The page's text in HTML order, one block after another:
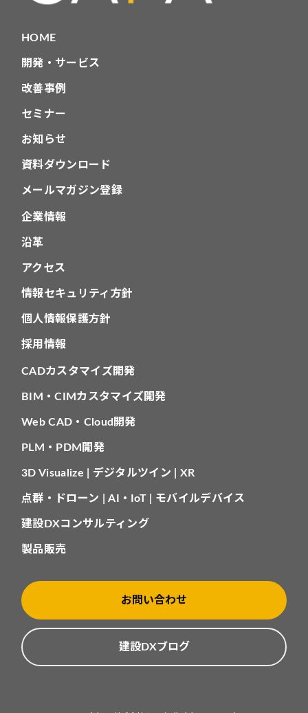
ンHOME
開発・サービス
改善事例
セミナー
お知らせ
資料ダウンロード
メールマガジン登録
企業情報
沿革
アクセス
情報セキュリティ方針
個人情報保護方針
採用情報
CADカスタマイズ開発
BIM・CIMカスタマイズ開発
Web CAD・Cloud開発
PLM・PDM開発
3D Visualize | デジタルツイン | XR
点群・ドローン | AI・IoT | モバイルデバイス
建設DXコンサルティング
製品販売
お問い合わせ
建設DXブログ